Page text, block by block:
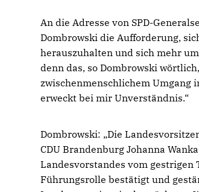
An die Adresse von SPD-
Dombrowski die Aufforderung,
herauszuhalten und sich mehr
denn das, so Dombrowski
zwischenmenschlichem Umgang
erweckt bei mir Unverständnis.“
Dombrowski: „Die
CDU Brandenburg Johanna
Landesvorstandes vom gestrigen
Führungsrolle bestätigt und